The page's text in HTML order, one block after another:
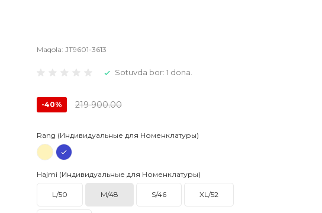
Maqola: JT9601-3613
Sotuvda bor: 1 dona.
-40% 219 900.00
Rang (Индивидуальные для Номенклатуры)
Hajmi (Индивидуальные для Номенклатуры)
L/50 M/48 S/46 XL/52